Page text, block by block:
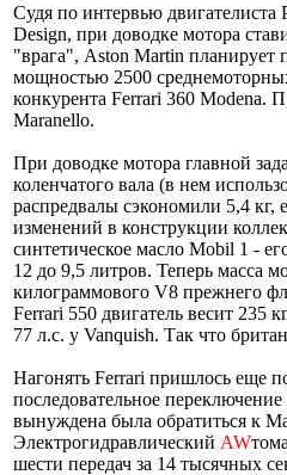
Судя по интервью
Design, при доводке мотора
"врага", Aston Martin планирует
мощностью 2500
конкурента Ferrari 360 Modena.
Maranello.
При доводке мотора главной
коленчатого вала (в нем
распредвалы сэкономили 5,4 кг,
изменений в конструкции
синтетическое масло Mobil 1 -
12 до 9,5 литров. Теперь масса
килограммового V8 прежнего
Ferrari 550 двигатель весит 235
77 л.с. у Vanquish. Так что
Нагонять Ferrari пришлось еще
последовательное
вынуждена была обратиться к
Электрогидравлический AW
шести передач за 14 тысячных